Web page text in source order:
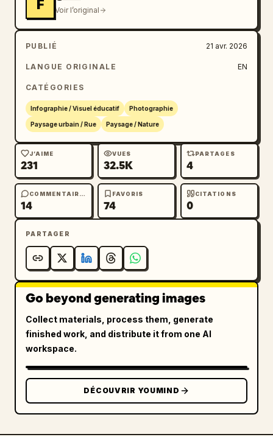
gauche, la Tamise occupant tout le côté
droit, des quais des deux côtés, quelques
bateaux sur le fleuve, ainsi que des rues et
des parcs arborés. Utilisez des couleurs
naturelles d'imagerie satellite, des
nettes et l'apparence d'une capture d'écran
de carte en ligne avec zoom.
F Voir l’original
PUBLIÉ 21 avr. 2026
LANGUE ORIGINALE EN
CATÉGORIES
Infographie / Visuel éducatif Photographie
Paysage urbain / Rue Paysage / Nature
J’AIME
231
VUES
32.5K
PARTAGES
4
COMMENTAIRES
14
FAVORIS
74
CITATIONS
0
PARTAGER
Go beyond generating images
Collect materials, process them, generate
finished work, and distribute it from one AI
workspace.
DÉCOUVRIR YOUMIND